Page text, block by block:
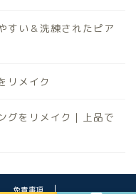
すい＆洗練されたピア
リメイク
グをリメイク｜上品で
免責事項